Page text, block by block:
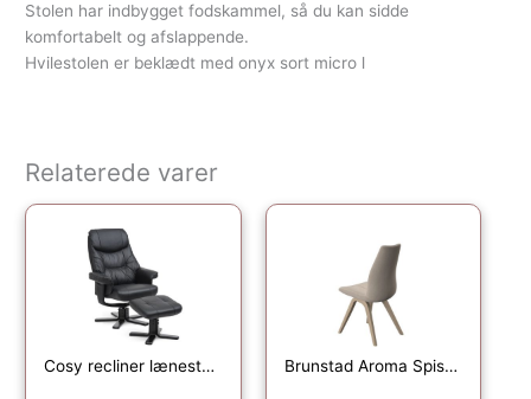
Stolen har indbygget fodskammel, så du kan sidde
komfortabelt og afslappende.
Hvilestolen er beklædt med onyx sort micro l
Relaterede varer
Cosy recliner lænestol, inkl. fodskammel – sort læder, kunstlæder og sort træ Brunstad Aroma Spisestol – Stof Guard – Hvidpigmenteret